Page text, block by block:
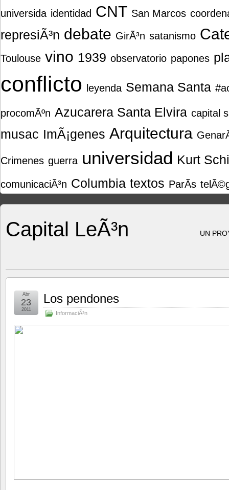
universida identidad CNT San Marcos
represiÃ³n debate GirÃ³n satanismo
Toulouse vino 1939 observatorio papones
conflicto leyenda Semana Santa
procomÃºn Azucarera Santa Elvira capital
musac ImÃ¡genes Arquitectura
Crimenes guerra universidad Kurt
comunicaciÃ³n Columbia textos ParÃ­s
Capital LeÃ³n UN
Los pendones
InformaciÃ³n
Abr
23
2011